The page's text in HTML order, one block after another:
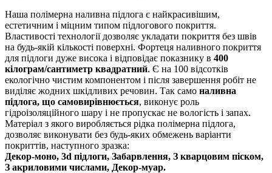
Наша полімерна наливна підлога є найкрасивішим,
естетичним і міцним типом підлогового покриття.
Властивості технології дозволяє укладати покриття без швів
на будь-якій кількості поверхні. Фортеця наливного покриття
для підлоги дуже висока і відповідає показнику в 400
кілограм/сантиметр квадратний. Є на 100 відсотків
екологічно чистим компонентом і після завершення робіт не
виділяє жодних шкідливих речовин. Так само наливна
підлога, що самовирівнюється, виконує роль
гідроізоляційного шару і не пропускає не вологість і запах.
Матеріал з якого виробляється рідка полімерна підлога,
дозволяє виконувати без будь-яких обмежень варіанти
покриттів, наступного зразка:
Декор-моно, 3d підлоги, Забарвлення, З кварцовим піском,
З акриловими числами, Декор-муар.